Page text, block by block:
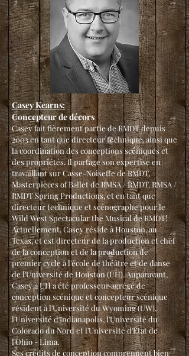
Casey Kearns:
Concepteur de décors
Casey fait fièrement partie de RMDT depuis
2003 en tant que directeur technique, ainsi que
la coordination des conceptions scéniques et
des propriétés. Il partage son expertise en
travaillant sur Casse-Noisette de RMDT,
Masterpieces of Ballet de RMSA / RMDT, RMSA /
RMDT Spring Productions, et en tant que
directeur technique et scénographe pour le
Wild West Spectacular the Musical de RMDT!
Actuellement, Casey réside à Houston, au
Texas, et est directeur de la production et chef
de la conception et de la production de
premier cycle à l'école de théâtre et de danse
de l'Université de Houston (UH). Auparavant,
Casey à UH a été professeur agrégé de
conception scénique et concepteur scénique
résident à l'Université du Wyoming (UW),
l'Université d'Indianapolis, l'Université du
Colorado du Nord et l'Université d'État de
l'Ohio - Lima.
Ses crédits de conception comprennent bien